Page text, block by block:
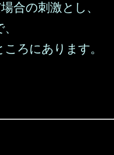
合の刺激とし、
ろにあります。